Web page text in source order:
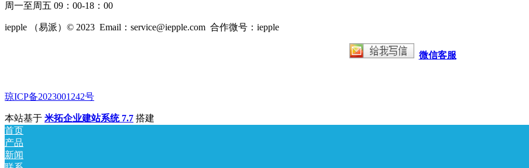
周一至周五 09：00-18：00
iepple （易派）© 2023 Email：service@iepple.com 合作微号：iepple
微信客服
琼ICP备2023001242号
本站基于 米拓企业建站系统 7.7 搭建
首页
产品
新闻